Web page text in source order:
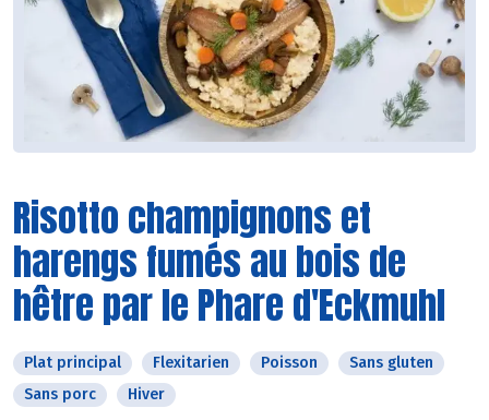
Risotto champignons et
harengs fumés au bois de
hêtre par le Phare d'Eckmuhl
Plat principal Flexitarien Poisson
Sans gluten
Sans porc
Hiver